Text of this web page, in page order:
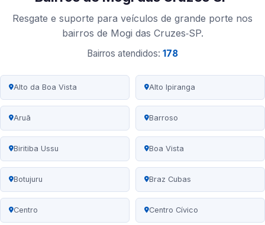
Resgate e suporte para veículos de grande porte nos
bairros de Mogi das Cruzes‑SP.
Bairros atendidos: 178
Alto da Boa Vista Alto Ipiranga
Aruã Barroso
Biritiba Ussu Boa Vista
Botujuru Braz Cubas
Centro Centro Cívico